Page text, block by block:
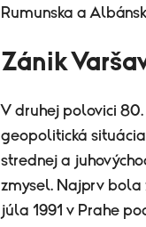
Rumunska a
Zánik
V druhej polovici
geopolitická
strednej a
zmysel. Najprv bola
júla 1991 v Prahe